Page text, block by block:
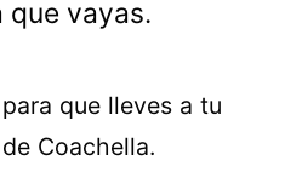
que vayas.
que lleves a tu
Coachella.